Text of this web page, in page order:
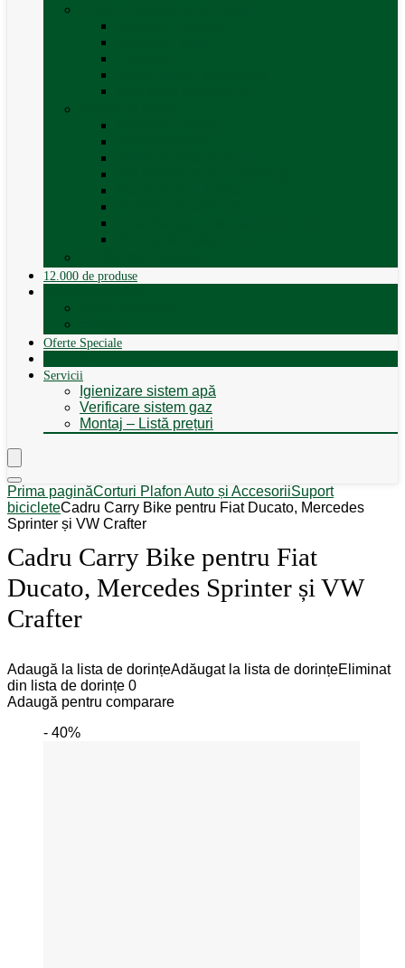
12.000 de produse
Oferte Speciale
Servicii
Igienizare sistem apă
Verificare sistem gaz
Montaj – Listă prețuri
Prima paginăCorturi Plafon Auto și AccesoriiSuport
bicicleteCadru Carry Bike pentru Fiat Ducato, Mercedes
Sprinter și VW Crafter
Cadru Carry Bike pentru Fiat
Ducato, Mercedes Sprinter și VW
Crafter
Adaugă la lista de dorințeAdăugat la lista de dorințeEliminat
din lista de dorințe 0
Adaugă pentru comparare
- 40%